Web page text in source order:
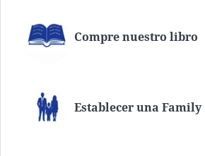
Compre nuestro libro
Establecer una